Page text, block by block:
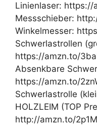
Linienlaser: https://
Messschieber:
Winkelmesser:
Schwerlastrollen
https://amzn.to/
Absenkbare
https://amzn.to/
Schwerlastrolle
HOLZLEIM (TOP
http://amzn.to/